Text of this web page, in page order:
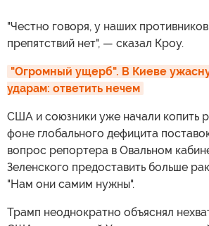
"Честно говоря, у наших
препятствий нет", — сказал Кроу.
"Огромный ущерб". В Киеве
ударам: ответить нечем
США и союзники уже начали копить
фоне глобального дефицита
вопрос репортера в Овальном
Зеленского предоставить больше
"Нам они самим нужны".
Трамп неоднократно объяснял